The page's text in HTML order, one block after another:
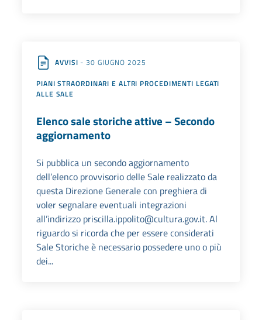
AVVISI - 30 GIUGNO 2025
PIANI STRAORDINARI E ALTRI PROCEDIMENTI LEGATI
ALLE SALE
Elenco sale storiche attive – Secondo
aggiornamento
Si pubblica un secondo aggiornamento
dell’elenco provvisorio delle Sale realizzato da
questa Direzione Generale con preghiera di
voler segnalare eventuali integrazioni
all’indirizzo priscilla.ippolito@cultura.gov.it. Al
riguardo si ricorda che per essere considerati
Sale Storiche è necessario possedere uno o più
dei...